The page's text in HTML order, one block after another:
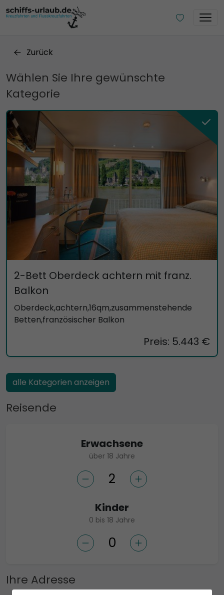
Zurück
Wählen Sie Ihre gewünschte
Kategorie
2-Bett Oberdeck achtern mit franz.
Balkon
Oberdeck,achtern,16qm,zusammenstehende
Betten,französischer Balkon
Preis: 5.443 €
alle Kategorien anzeigen
Reisende
Erwachsene
über 18 Jahre
Kinder
0 bis 18 Jahre
Ihre Adresse